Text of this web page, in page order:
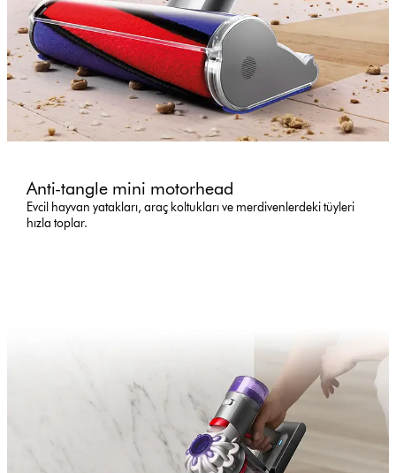
Anti-tangle mini motorhead
Evcil hayvan yatakları, araç koltukları ve merdivenlerdeki tüyleri
hızla toplar.